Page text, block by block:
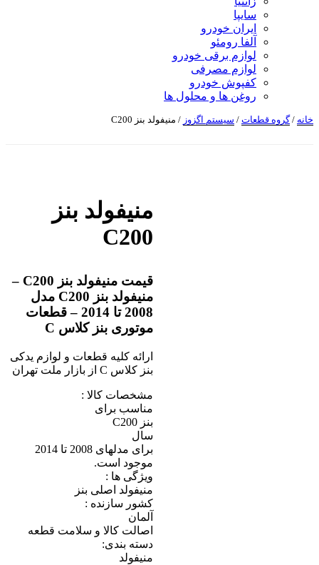
سایپا
ایران خودرو
آلفا رومئو
لوازم برقی خودرو
لوازم مصرفی
کفپوش خودرو
روغن ها و محلول ها
خانه /گروه قطعات / سیستم اگزوز / منیفولد بنز C200
منیفولد بنز
C200
قیمت منیفولد بنز C200 –
منیفولد بنز C200 مدل
2008 تا 2014 – قطعات
موتوری بنز کلاس C
ارائه کلیه قطعات و لوازم یدکی
بنز کلاس C از بازار ملت تهران
مشخصات کالا :
مناسب برای
بنز C200
سال
برای مدلهای 2008 تا 2014
موجود است.
ویژگی ها :
منیفولد اصلی بنز
کشور سازنده :
آلمان
اصالت کالا و سلامت قطعه
دسته بندی:
منیفولد